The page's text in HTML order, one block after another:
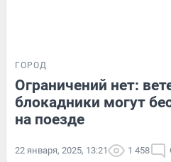
ГОРОД
Ограничений нет:
блокадники могут
на поезде
22 января, 2025, 13:21 1 458